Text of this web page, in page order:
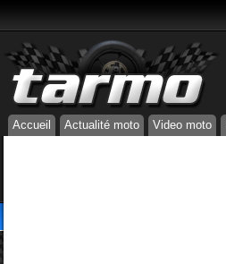
Accueil Actualité moto Video moto